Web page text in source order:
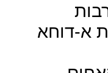
א-דוחא